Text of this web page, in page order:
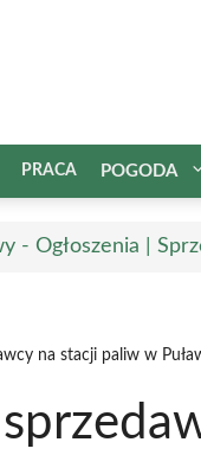
PRACA POGODA
- Ogłoszenia |
na stacji paliw w